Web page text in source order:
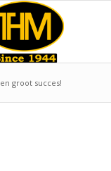
groot succes!